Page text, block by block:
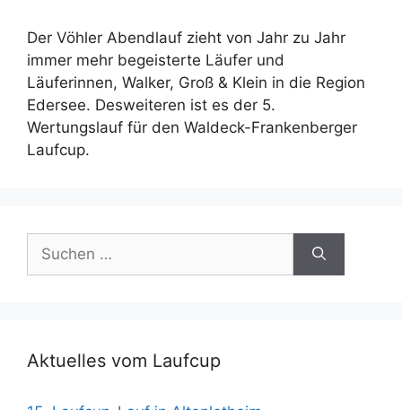
Der Vöhler Abendlauf zieht von Jahr zu Jahr
immer mehr begeisterte Läufer und
Läuferinnen, Walker, Groß & Klein in die Region
Edersee. Desweiteren ist es der 5.
Wertungslauf für den Waldeck-Frankenberger
Laufcup.
nach:
Aktuelles vom Laufcup